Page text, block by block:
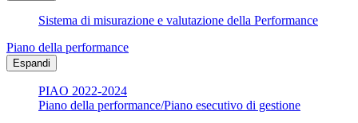
Sistema di misurazione e valutazione della Performance
Piano della performance
Espandi
PIAO 2022-2024
Piano della performance/Piano esecutivo di gestione